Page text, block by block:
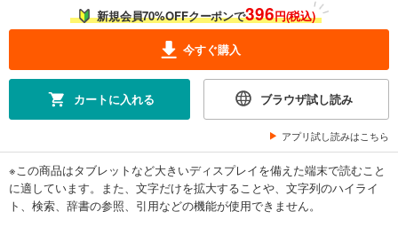
新規会員70%OFFクーポンで396円(税込)
今すぐ購入
カートに入れる ブラウザ試し読み
アプリ試し読みはこちら
※この商品はタブレットなど大きいディスプレイを備えた端末で読むこと
に適しています。また、文字だけを拡大することや、文字列のハイライ
ト、検索、辞書の参照、引用などの機能が使用できません。